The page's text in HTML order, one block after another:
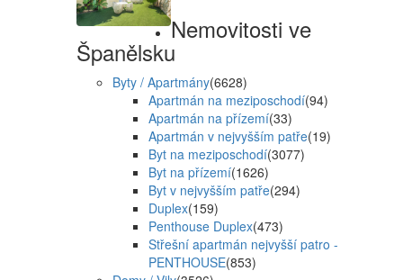
Nemovitosti ve
Španělsku
Byty / Apartmány(6628)
Apartmán na meziposchodí(94)
Apartmán na přízemí(33)
Apartmán v nejvyšším patře(19)
Byt na meziposchodí(3077)
Byt na přízemí(1626)
Byt v nejvyšším patře(294)
Duplex(159)
Penthouse Duplex(473)
Střešní apartmán nejvyšší patro -
PENTHOUSE(853)